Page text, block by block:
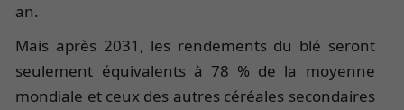
an.
Mais après 2031, les rendements du blé seront
seulement équivalents à 78 % de la moyenne
mondiale et ceux des autres céréales secondaires